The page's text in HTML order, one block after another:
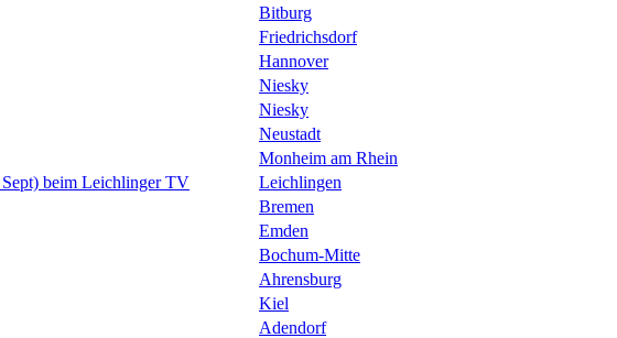
Bitburg
Friedrichsdorf
Hannover
Niesky
Niesky
Neustadt
Monheim am Rhein
beim Leichlinger TV
Leichlingen
Bremen
Emden
Bochum-Mitte
Ahrensburg
Kiel
Adendorf